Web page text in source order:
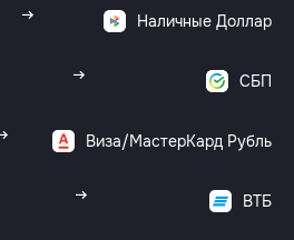
Наличные Доллар
СБП
Виза/МастерКард Рубль
ВТБ